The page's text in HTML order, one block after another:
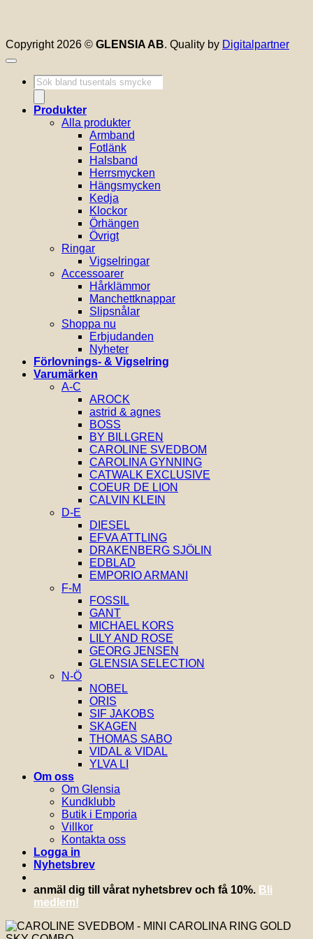
Copyright 2026 © GLENSIA AB. Quality by Digitalpartner
Produktsökning
Produkter
Alla produkter
Armband
Fotlänk
Halsband
Herrsmycken
Hängsmycken
Kedja
Klockor
Örhängen
Övrigt
Ringar
Vigselringar
Accessoarer
Hårklämmor
Manchettknappar
Slipsnålar
Shoppa nu
Erbjudanden
Nyheter
Förlovnings- & Vigselring
Varumärken
A-C
AROCK
astrid & agnes
BOSS
BY BILLGREN
CAROLINE SVEDBOM
CAROLINA GYNNING
CATWALK EXCLUSIVE
COEUR DE LION
CALVIN KLEIN
D-E
DIESEL
EFVA ATTLING
DRAKENBERG SJÖLIN
EDBLAD
EMPORIO ARMANI
F-M
FOSSIL
GANT
MICHAEL KORS
LILY AND ROSE
GEORG JENSEN
GLENSIA SELECTION
N-Ö
NOBEL
ORIS
SIF JAKOBS
SKAGEN
THOMAS SABO
VIDAL & VIDAL
YLVA LI
Om oss
Om Glensia
Kundklubb
Butik i Emporia
Villkor
Kontakta oss
Logga in
Nyhetsbrev
anmäl dig till vårat nyhetsbrev och få 10%. Bli
medlem!